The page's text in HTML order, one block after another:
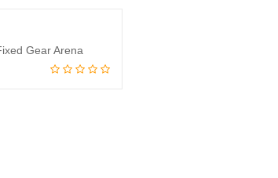
Gear Arena